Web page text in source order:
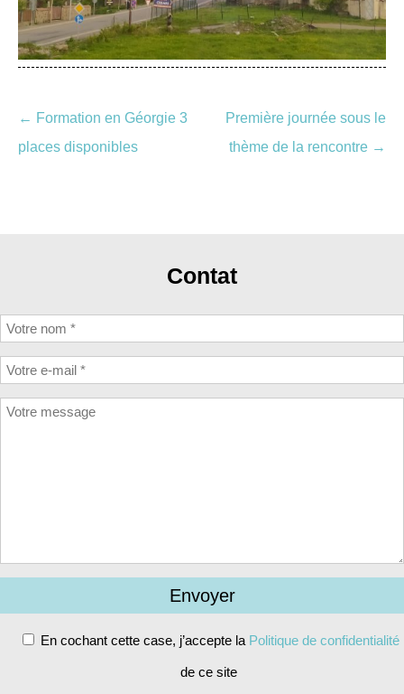
Navigation
des
articles
← Formation en Géorgie 3
places disponibles
Première journée sous le
thème de la rencontre →
Contat
En cochant cette case, j’accepte la Politique de confidentialité
de ce site